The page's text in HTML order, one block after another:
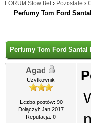
FORUM Stow Bet› Pozostałe ›
Perfumy Tom Ford
Perfumy Tom Ford Santal
Agad
Użytkownik
Liczba postów: 90
Dołączył: Jan 2017
Reputacja: 0